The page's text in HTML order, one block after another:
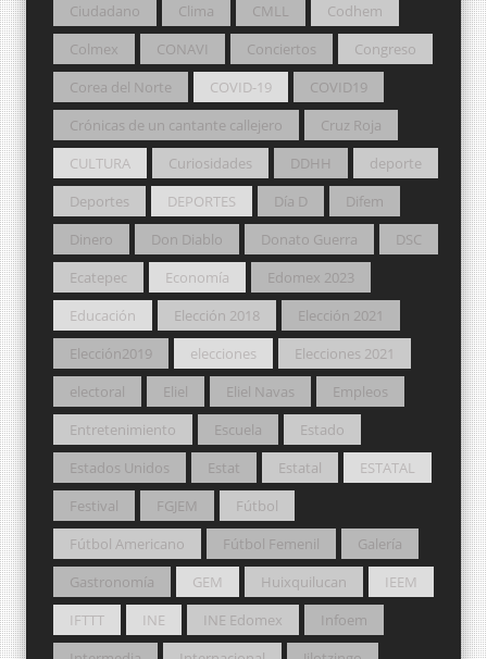
Ciudadano
Clima CMLL
Codhem
Colmex
CONAVI Conciertos
Congreso
Corea del Norte
COVID-19
COVID19
Crónicas de un cantante callejero
Cruz Roja
CULTURA
Curiosidades DDHH
deporte
Deportes
DEPORTES Día D
Difem
Dinero
Don Diablo Donato Guerra
DSC
Ecatepec
Economía
Edomex 2023
Educación
Elección 2018
Elección 2021
Elección2019
elecciones
Elecciones 2021
electoral
Eliel Eliel Navas
Empleos
Entretenimiento
Escuela
Estado
Estados Unidos
Estat Estatal
ESTATAL
Festival
FGJEM
Fútbol
Fútbol Americano
Fútbol Femenil
Galería
Gastronomía
GEM Huixquilucan
IEEM
IFTTT
INE INE Edomex
Infoem